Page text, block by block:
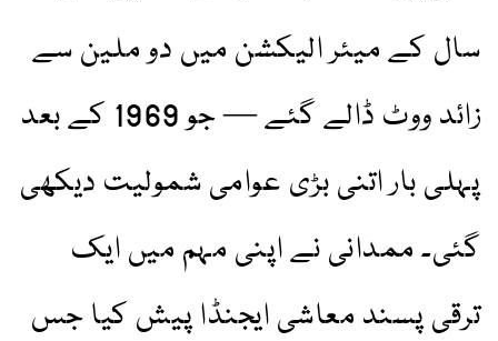
سال کے میئر الیکشن میں دو ملین سے
زائد ووٹ ڈالے گئے — جو 1969 کے بعد
پہلی بار اتنی بڑی عوامی شمولیت دیکھی
گئی۔ ممدانی نے اپنی مہم میں ایک
ترقی پسند معاشی ایجنڈا پیش کیا جس